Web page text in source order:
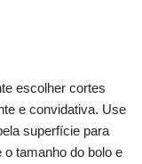
escolher cortes
e convidativa. Use
superfície para
tamanho do bolo e